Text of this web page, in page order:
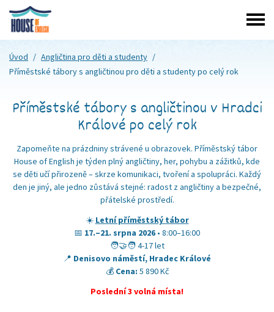
Úvod / Angličtina pro děti a studenty /
Příměstské tábory s angličtinou pro děti a studenty po celý rok
Příměstské tábory s angličtinou v Hradci
Králové po celý rok
Zapomeňte na prázdniny strávené u obrazovek. Příměstský tábor
House of English je týden plný angličtiny, her, pohybu a zážitků, kde
se děti učí přirozeně – skrze komunikaci, tvoření a spolupráci. Každý
den je jiný, ale jedno zůstává stejné: radost z angličtiny a bezpečné,
přátelské prostředí.
☀️ Letní příměstský tábor
📅 17.–21. srpna 2026 • 8:00–16:00
🧑‍🤝‍🧑 4-17 let
📍 Denisovo náměstí, Hradec Králové
💰 Cena: 5 890 Kč
Poslední 3 volná místa!